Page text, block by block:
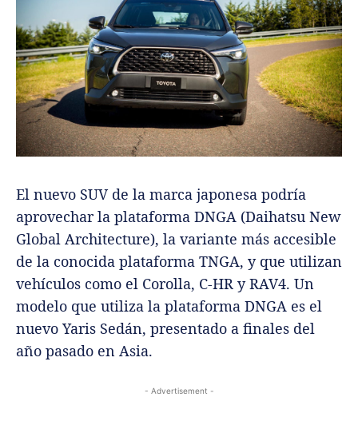
El nuevo SUV de la marca japonesa podría
aprovechar la plataforma DNGA (Daihatsu New
Global Architecture), la variante más accesible
de la conocida plataforma TNGA, y que utilizan
vehículos como el Corolla, C-HR y RAV4. Un
modelo que utiliza la plataforma DNGA es el
nuevo Yaris Sedán, presentado a finales del
año pasado en Asia.
- Advertisement -